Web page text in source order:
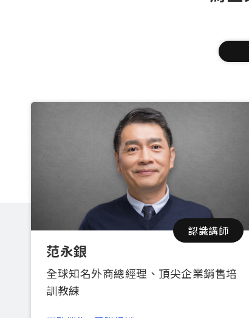
認識講師
范永銀
全球知名外商總經理、頂尖企業銷售培
訓教練